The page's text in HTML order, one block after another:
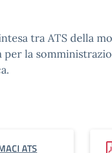
tra ATS della
per la
ATS